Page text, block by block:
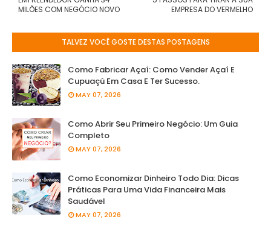
EMPRESA DO VERMELHO
MILÕES COM NEGÓCIO NOVO
TALVEZ VOCÊ GOSTE DESTAS POSTAGENS
Como Fabricar Açaí: Como Vender Açaí E
Cupuaçú Em Casa E Ter Sucesso.
MAY 07, 2026
Como Abrir Seu Primeiro Negócio: Um Guia
Completo
MAY 07, 2026
Como Economizar Dinheiro Todo Dia: Dicas
Práticas Para Uma Vida Financeira Mais
Saudável
MAY 07, 2026